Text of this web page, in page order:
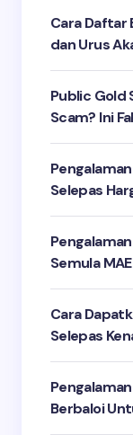
Cara Daftar
dan Urus
Public Gold
Scam? Ini
Selepas
Semula MAE
Cara
Selepas
Berbaloi